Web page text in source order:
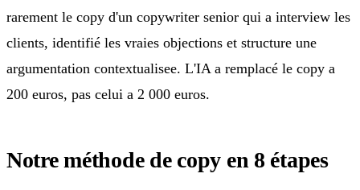
rarement le copy d'un copywriter senior qui a interview les
clients, identifié les vraies objections et structure une
argumentation contextualisee. L'IA a remplacé le copy a
200 euros, pas celui a 2 000 euros.
Notre méthode de copy en 8 étapes